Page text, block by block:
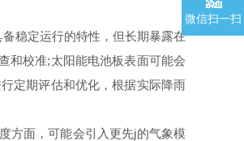
稳定运行的特性，但长期暴露在
和校准;太阳能电池板表面可能会
定期评估和优化，根据实际降雨
方面，可能会引入更先j的气象模
微信扫一扫